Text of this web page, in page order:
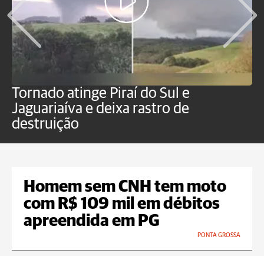
Tornado atinge Piraí do Sul e
Jaguariaíva e deixa rastro de
destruição
Homem sem CNH tem moto
com R$ 109 mil em débitos
apreendida em PG
PONTA GROSSA